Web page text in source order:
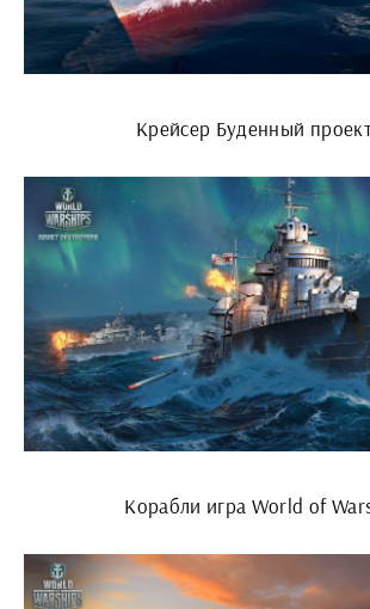
Крейсер Буденный
Корабли игра World of